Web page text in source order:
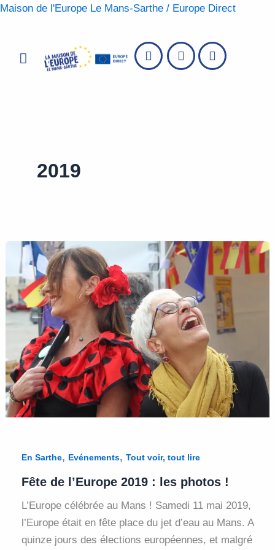
Aller
Maison de l'Europe Le Mans-Sarthe / Europe Direct
Menu
2019
En Sarthe, Evénements, Tout voir, tout lire
Fête de l’Europe 2019 : les photos !
L’Europe célébrée au Mans ! Samedi 11 mai 2019,
l’Europe était en fête place du jet d’eau au Mans. A
quinze jours des élections européennes, et malgré